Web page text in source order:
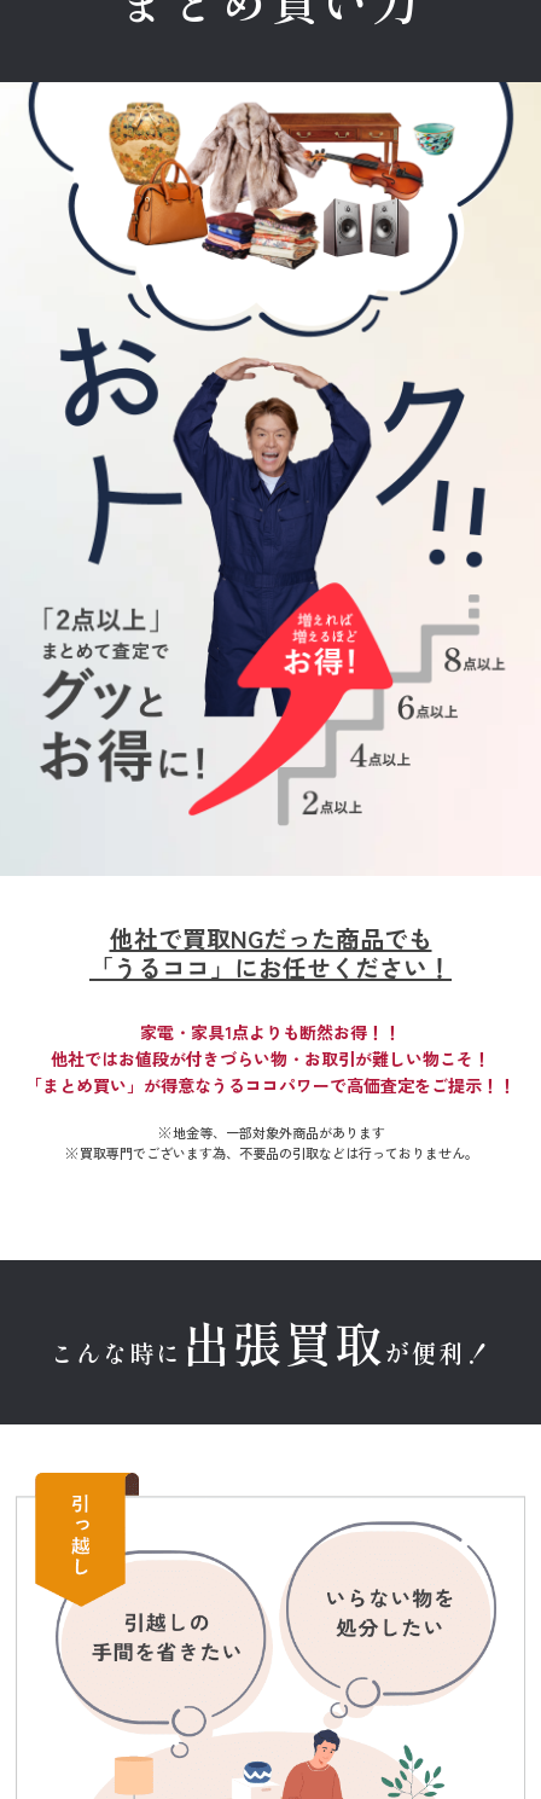
他社で買取NGだった商品でも
「うるココ」にお任せください！
家電・家具1点よりも断然お得！！
他社ではお値段が付きづらい物・お取引が難しい物こそ！
「まとめ買い」が得意なうるココパワーで高価査定をご提示！！
地金等、一部対象外商品があります
買取専門でございます為、不要品の引取などは行っておりません。
こんな時に 出張買取が便利！